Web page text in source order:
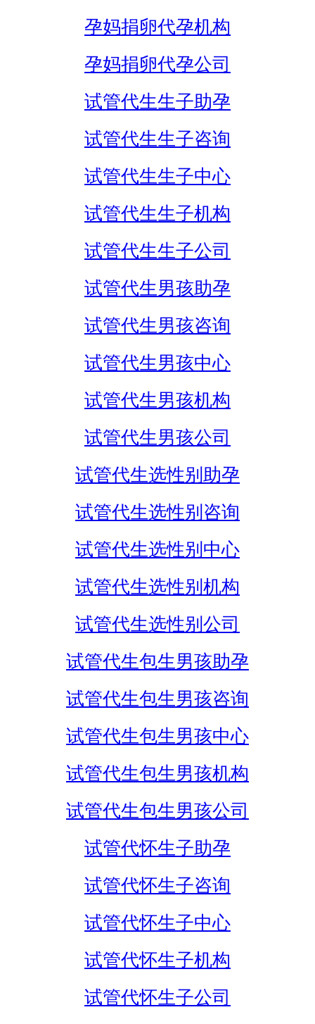
孕妈捐卵代孕机构
孕妈捐卵代孕公司
试管代生生子助孕
试管代生生子咨询
试管代生生子中心
试管代生生子机构
试管代生生子公司
试管代生男孩助孕
试管代生男孩咨询
试管代生男孩中心
试管代生男孩机构
试管代生男孩公司
试管代生选性别助孕
试管代生选性别咨询
试管代生选性别中心
试管代生选性别机构
试管代生选性别公司
试管代生包生男孩助孕
试管代生包生男孩咨询
试管代生包生男孩中心
试管代生包生男孩机构
试管代生包生男孩公司
试管代怀生子助孕
试管代怀生子咨询
试管代怀生子中心
试管代怀生子机构
试管代怀生子公司